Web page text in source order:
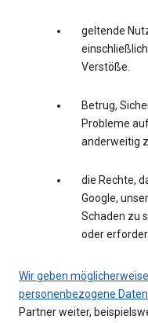
geltende
Verstöße.
Betrug,
Probleme
anderweitig
die Rechte,
Google,
Schaden zu
oder
Wir geben
personenbezogene Daten
Partner weiter,